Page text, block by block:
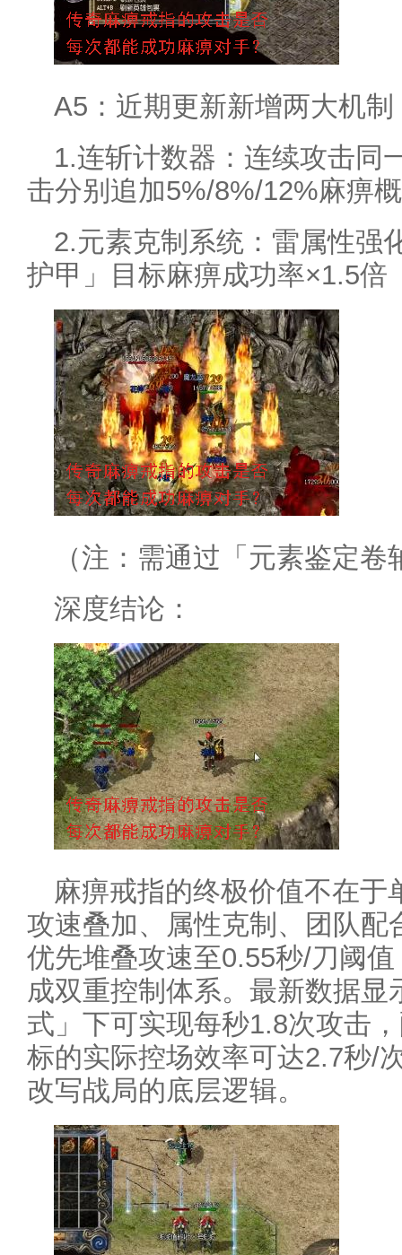
A5：近期更新新增两大机制
1.连斩计数器：连续攻击同
击分别追加5%/8%/12%麻痹
2.元素克制系统：雷属性强
护甲」目标麻痹成功率×1.5倍
（注：需通过「元素鉴定
深度结论：
麻痹戒指的终极价值不在于
攻速叠加、属性克制、团队配
优先堆叠攻速至0.55秒/刀阈
成双重控制体系。最新数据
式」下可实现每秒1.8次攻击
标的实际控场效率可达2.7秒/
改写战局的底层逻辑。